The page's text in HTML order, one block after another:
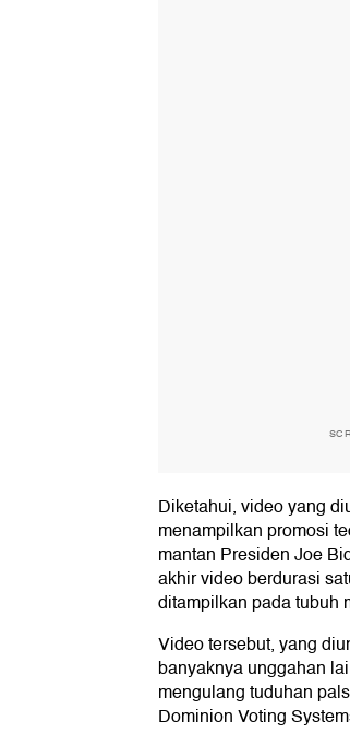
Diketahui, video yang
menampilkan promosi
mantan Presiden Joe
akhir video berdurasi
ditampilkan pada tubuh
Video tersebut, yang
banyaknya unggahan
mengulang tuduhan
Dominion Voting